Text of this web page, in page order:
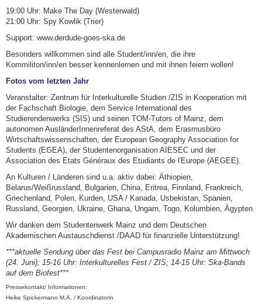
19:00 Uhr: Make The Day (Westerwald)
21:00 Uhr: Spy Kowlik (Trier)
Support: www.derdude-goes-ska.de
Besonders willkommen sind alle Student/inn/en, die ihre
Kommiliton/inn/en besser kennenlernen und mit ihnen feiern wollen!
Fotos vom letzten Jahr
Veranstalter: Zentrum für Interkulturelle Studien /ZIS in Kooperation mit
der Fachschaft Biologie, dem Service International des
Studierendenwerks (SIS) und seinen TOM-Tutors of Mainz, dem
autonomen AusländerInnenreferat des AStA, dem Erasmusbüro
Wirtschaftswissenschaften, der European Geography Association for
Students (EGEA), der Studentenorganisation AIESEC und der
Association des Etats Généraux des Etudiants de l'Europe (AEGEE).
An Kulturen / Länderen sind u.a. aktiv dabei: Äthiopien,
Belarus/Weißrussland, Bulgarien, China, Eritrea, Finnland, Frankreich,
Griechenland, Polen, Kurden, USA / Kanada, Usbekistan, Spanien,
Russland, Georgien, Ukraine, Ghana, Ungarn, Togo, Kolumbien, Ägypten.
Wir danken dem Studentenwerk Mainz und dem Deutschen
Akademischen Austauschdienst /DAAD für finanzielle Unterstützung!
***aktuelle Sendung über das Fest bei Campusradio Mainz am Mittwoch
(24. Juni); 15-16 Uhr: Interkulturelles Fest / ZIS; 14-15 Uhr: Ska-Bands
auf dem Biofest***
Pressekontakt/ Informationen:
Heike Spickermann M.A. / Koordinatorin